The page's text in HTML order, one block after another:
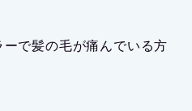
で髪の毛が痛んでいる方